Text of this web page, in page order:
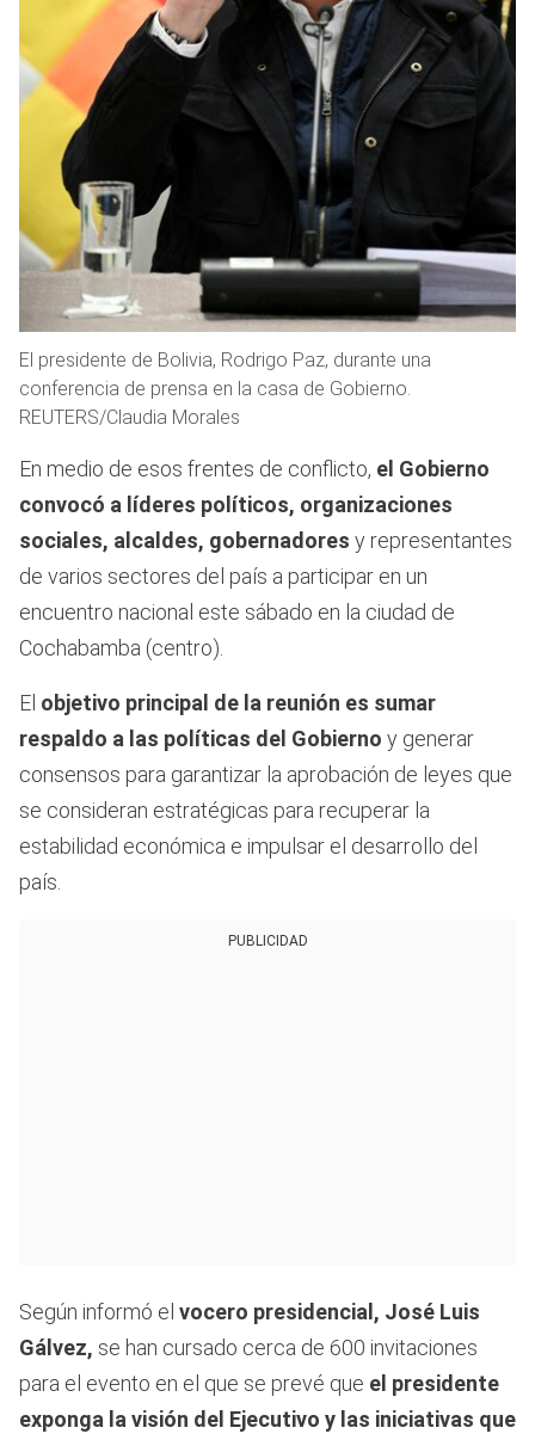
El presidente de Bolivia, Rodrigo Paz, durante una
conferencia de prensa en la casa de Gobierno.
REUTERS/Claudia Morales
En medio de esos frentes de conflicto, el Gobierno
convocó a líderes políticos, organizaciones
sociales, alcaldes, gobernadores y representantes
de varios sectores del país a participar en un
encuentro nacional este sábado en la ciudad de
Cochabamba (centro).
El objetivo principal de la reunión es sumar
respaldo a las políticas del Gobierno y generar
consensos para garantizar la aprobación de leyes que
se consideran estratégicas para recuperar la
estabilidad económica e impulsar el desarrollo del
país.
PUBLICIDAD
Según informó el vocero presidencial, José Luis
Gálvez, se han cursado cerca de 600 invitaciones
para el evento en el que se prevé que el presidente
exponga la visión del Ejecutivo y las iniciativas que